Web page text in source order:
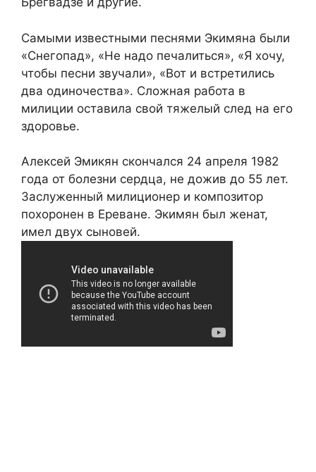
Самыми известными песнями Экимяна были
«Снегопад», «Не надо печалиться», «Я хочу,
чтобы песни звучали», «Вот и встретились
два одиночества». Сложная работа в
милиции оставила свой тяжелый след на его
здоровье.
Алексей Эмикян скончался 24 апреля 1982
года от болезни сердца, не дожив до 55 лет.
Заслуженный милиционер и композитор
похоронен в Ереване. Экимян был женат,
имел двух сыновей.